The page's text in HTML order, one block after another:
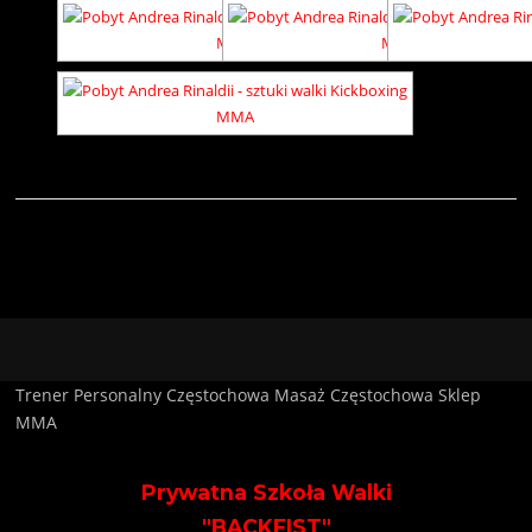
Trener Personalny Częstochowa Masaż Częstochowa Sklep
MMA
Prywatna Szkoła Walki
"BACKFIST"